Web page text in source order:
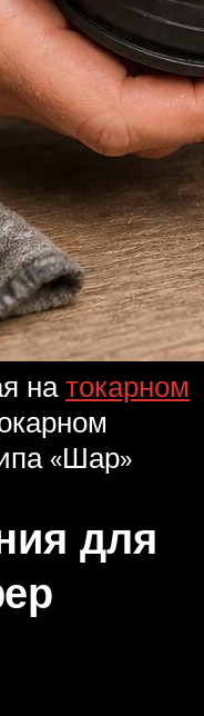
натокарном
«Шар»
для